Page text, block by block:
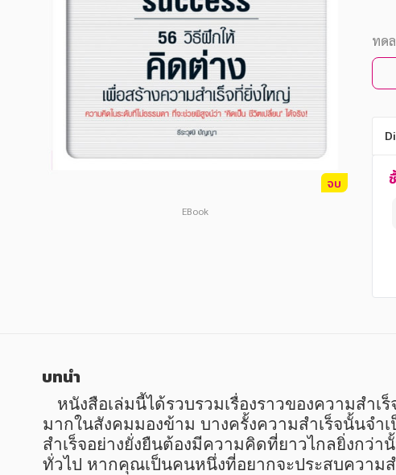
นิตยสาร หนังสือพิมพ์
ครอบครัว
วรรณกรรม
การเกษตร ชีววิทยา
การเรียน การศึกษา
การ์ตูนมังงะ (Manga)
นิตยสาร หนังสือพิมพ์
ครอบครัว
วรรณกรรม
การเกษตร ชีววิทยา
การเรียน การศึกษา
การ์ตูนมังงะ (Manga)
จบ
EBook
ทด
บทนำ
มากในสังคมมองข้าม บางครั้งความสำเร็จนั้นจำ
สำเร็จอย่างยั่งยืนต้องมีความคิดที่ยาวไกลยิ่งก
ทั่วไป หากคุณเป็นคนหนึ่งที่อยากจะประสบความ